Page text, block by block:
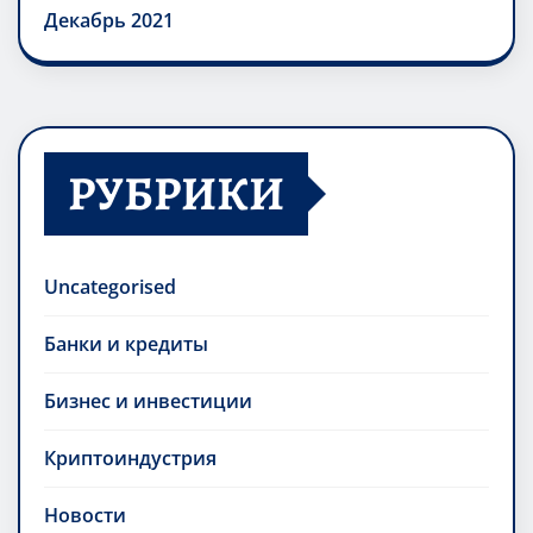
Декабрь 2021
РУБРИКИ
Uncategorised
Банки и кредиты
Бизнес и инвестиции
Криптоиндустрия
Новости